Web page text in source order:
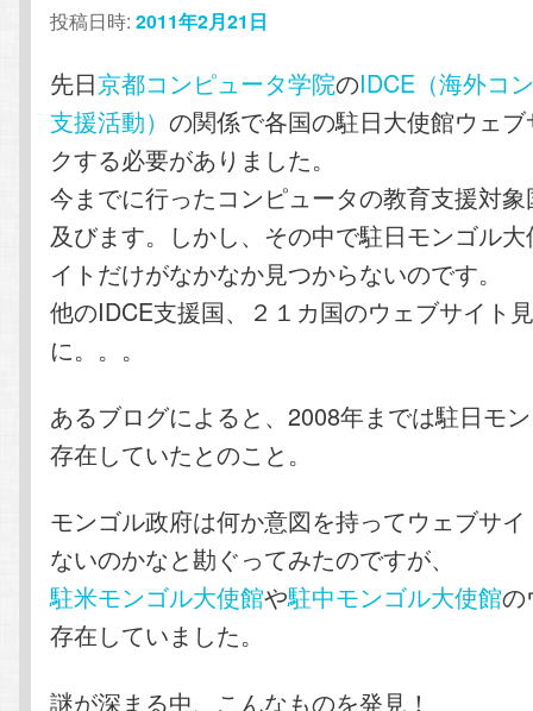
テ
ン
ツ
へ
移
動
ン
ツ
へ
移
動
投稿日時:2011年2月21日
先日京都コンピュータ学院のIDCE（海外コ
支援活動）の関係で各国の駐日大使館ウェ
クする必要がありました。
今までに行ったコンピュータの教育支援対
及びます。しかし、その中で駐日モンゴル
イトだけがなかなか見つからないのです。
他のIDCE支援国、２１カ国のウェブサイト
に。。。
あるブログによると、2008年までは駐日モ
存在していたとのこと。
モンゴル政府は何か意図を持ってウェブサ
ないのかなと勘ぐってみたのですが、
駐米モンゴル大使館や駐中モンゴル大使館の
存在していました。
謎が深まる中、こんなものを発見！